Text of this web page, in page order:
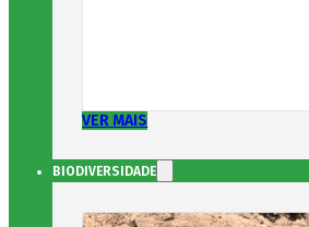
VER MAIS
BIODIVERSIDADE